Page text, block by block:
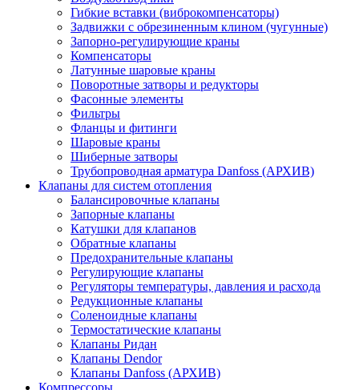
Гибкие вставки (виброкомпенсаторы)
Задвижки с обрезиненным клином (чугунные)
Запорно-регулирующие краны
Компенсаторы
Латунные шаровые краны
Поворотные затворы и редукторы
Фасонные элементы
Фильтры
Фланцы и фитинги
Шаровые краны
Шиберные затворы
Трубопроводная арматура Danfoss (АРХИВ)
Клапаны для систем отопления
Балансировочные клапаны
Запорные клапаны
Катушки для клапанов
Обратные клапаны
Предохранительные клапаны
Регулирующие клапаны
Регуляторы температуры, давления и расхода
Редукционные клапаны
Соленоидные клапаны
Термостатические клапаны
Клапаны Ридан
Клапаны Dendor
Клапаны Danfoss (АРХИВ)
Компрессоры